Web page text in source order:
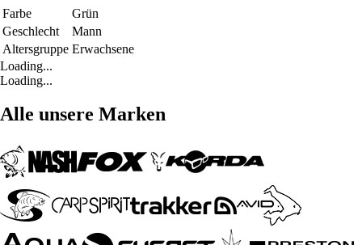
Farbe
Grün
Geschlecht
Mann
Altersgruppe Erwachsene
Loading...
Loading...
Alle unsere Marken